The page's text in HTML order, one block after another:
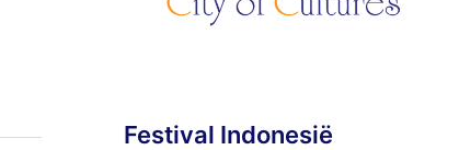
Festival Indonesië